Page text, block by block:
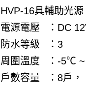
HVP-16具輔助光
電源電壓
：DC
防水等級
：3
周圍溫度
：-5℃
戶數容量
：8戶，